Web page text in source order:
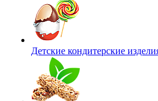
Детские кондитерские